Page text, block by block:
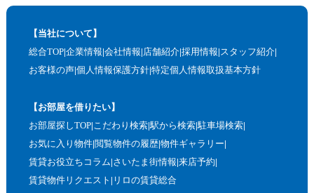
【当社について】
総合TOP 企業情報 会社情報 店舗紹介 採用情報 スタッフ紹介
お客様の声 個人情報保護方針 特定個人情報取扱基本方針
【お部屋を借りたい】
お部屋探しTOP こだわり検索 駅から検索 駐車場検索
お気に入り物件 閲覧物件の履歴 物件ギャラリー
賃貸お役立ちコラム さいたま街情報 来店予約
賃貸物件リクエスト リロの賃貸総合